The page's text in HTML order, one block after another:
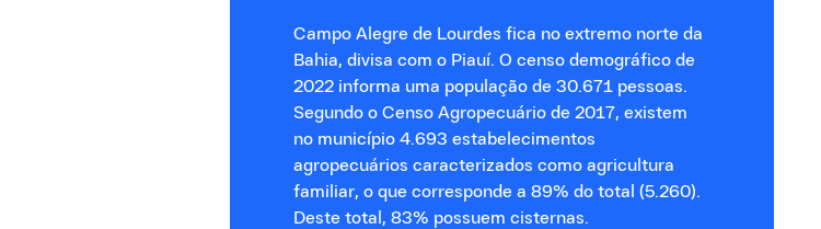
Campo Alegre de Lourdes fica no extremo norte da
Bahia, divisa com o Piauí. O censo demográfico de
2022 informa uma população de 30.671 pessoas.
Segundo o Censo Agropecuário de 2017, existem
no município 4.693 estabelecimentos
agropecuários caracterizados como agricultura
familiar, o que corresponde a 89% do total (5.260).
Deste total, 83% possuem cisternas.